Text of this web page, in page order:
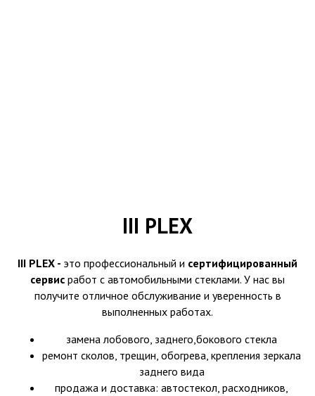
III PLEX
III PLEX - это профессиональный и сертифицированный
сервис работ с автомобильными стеклами. У нас вы
получите отличное обслуживание и уверенность в
выполненных работах.
замена лобового, заднего,бокового стекла
ремонт сколов, трещин, обогрева, крепления зеркала
заднего вида
продажа и доставка: автостекол, расходников,